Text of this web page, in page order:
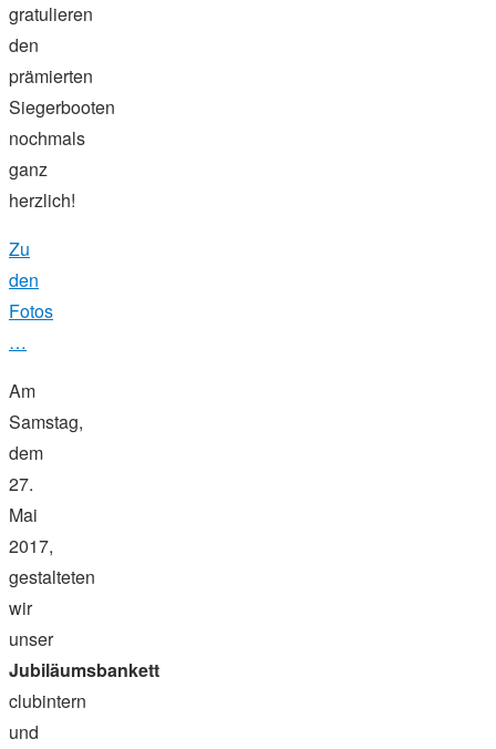
gratulieren
den
prämierten
Siegerbooten
nochmals
ganz
herzlich!
Zu
den
Fotos
…
Am
Samstag,
dem
27.
Mai
2017,
gestalteten
wir
unser
Jubiläumsbankett
clubintern
und